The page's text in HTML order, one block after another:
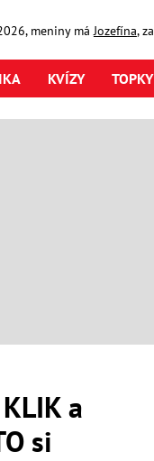
, meniny má Jozefína,
KVÍZY
a
si